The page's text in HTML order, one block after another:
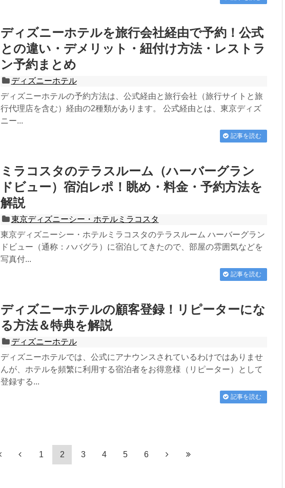
ディズニーホテルを旅行会社経由で予約！公式
との違い・デメリット・紐付け方法・レストラ
ン予約まとめ
ディズニーホテル
ディズニーホテルの予約方法は、公式経由と旅行会社（旅行サイトと旅
行代理店を含む）経由の2種類があります。 公式経由とは、東京ディズ
ニー...
記事を読む
ミラコスタのテラスルーム（ハーバーグラン
ドビュー）宿泊レポ！眺め・料金・予約方法を
解説
東京ディズニーシー・ホテルミラコスタ
東京ディズニーシー・ホテルミラコスタのテラスルーム ハーバーグラン
ドビュー（通称：ハバグラ）に宿泊してきたので、部屋の雰囲気などを
写真付...
記事を読む
ディズニーホテルの顧客登録！リピーターにな
る方法＆特典を解説
ディズニーホテル
ディズニーホテルでは、公式にアナウンスされているわけではありませ
んが、ホテルを頻繁に利用する宿泊者をお得意様（リピーター）として
登録する...
記事を読む
1 2 3 4 5 6